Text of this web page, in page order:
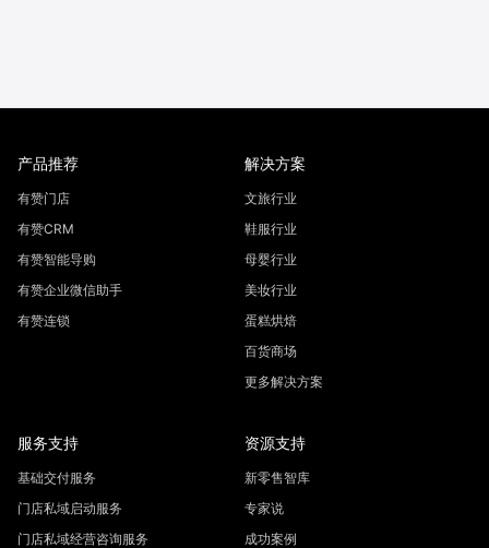
产品推荐
有赞门店
有赞CRM
有赞智能导购
有赞企业微信助手
有赞连锁
解决方案
文旅行业
鞋服行业
母婴行业
美妆行业
蛋糕烘焙
百货商场
更多解决方案
服务支持
基础交付服务
门店私域启动服务
门店私域经营咨询服务
资源支持
新零售智库
专家说
成功案例